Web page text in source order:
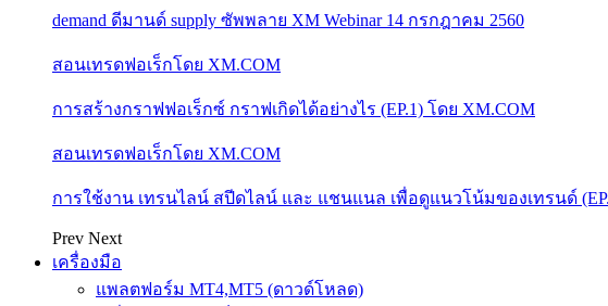
demand ดีมานด์ supply ซัพพลาย XM Webinar 14 กรกฎาคม 2560
สอนเทรดฟอเร็กโดย XM.COM
การสร้างกราฟฟอเร็กซ์ กราฟเกิดได้อย่างไร (EP.1) โดย XM.COM
สอนเทรดฟอเร็กโดย XM.COM
การใช้งาน เทรนไลน์ สปีดไลน์ และ แชนแนล เพื่อดูแนวโน้มของเทรนด์
Prev Next
เครื่องมือ
แพลตฟอร์ม MT4,MT5 (ดาวด์โหลด)